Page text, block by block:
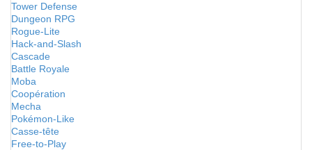
Tower Defense
Dungeon RPG
Rogue-Lite
Hack-and-Slash
Cascade
Battle Royale
Moba
Coopération
Mecha
Pokémon-Like
Casse-tête
Free-to-Play